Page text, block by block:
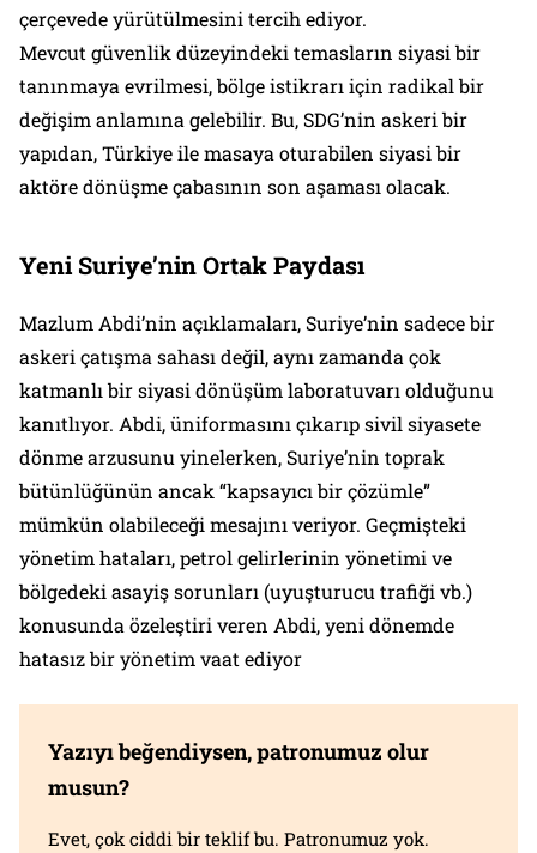
çerçevede yürütülmesini tercih ediyor.
Mevcut güvenlik düzeyindeki temasların siyasi bir
tanınmaya evrilmesi, bölge istikrarı için radikal bir
değişim anlamına gelebilir. Bu, SDG’nin askeri bir
yapıdan, Türkiye ile masaya oturabilen siyasi bir
aktöre dönüşme çabasının son aşaması olacak.
Yeni Suriye’nin Ortak Paydası
Mazlum Abdi’nin açıklamaları, Suriye’nin sadece bir
askeri çatışma sahası değil, aynı zamanda çok
katmanlı bir siyasi dönüşüm laboratuvarı olduğunu
kanıtlıyor. Abdi, üniformasını çıkarıp sivil siyasete
dönme arzusunu yinelerken, Suriye’nin toprak
bütünlüğünün ancak “kapsayıcı bir çözümle”
mümkün olabileceği mesajını veriyor. Geçmişteki
yönetim hataları, petrol gelirlerinin yönetimi ve
bölgedeki asayiş sorunları (uyuşturucu trafiği vb.)
konusunda özeleştiri veren Abdi, yeni dönemde
hatasız bir yönetim vaat ediyor
Yazıyı beğendiysen, patronumuz olur
musun?
Evet, çok ciddi bir teklif bu. Patronumuz yok.